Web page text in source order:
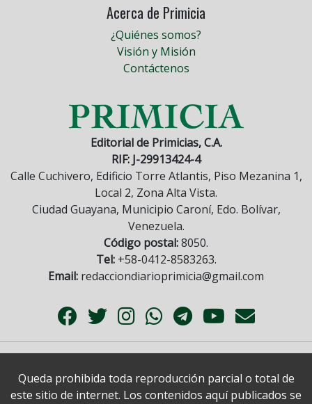
Acerca de Primicia
¿Quiénes somos?
Visión y Misión
Contáctenos
Editorial de Primicias, C.A.
RIF: J-29913424-4
Calle Cuchivero, Edificio Torre Atlantis, Piso Mezanina 1,
Local 2, Zona Alta Vista.
Ciudad Guayana, Municipio Caroní, Edo. Bolívar,
Venezuela.
Código postal:8050.
Tel:+58-0412-8583263.
Email: redacciondiarioprimicia@gmail.com
Queda prohibida toda reproducción parcial o total de
este sitio de internet. Los contenidos aquí publicados se